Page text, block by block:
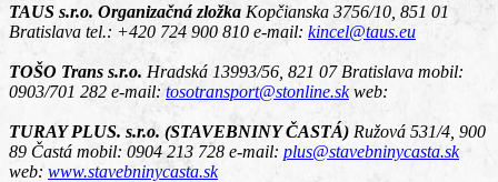
TAUS s.r.o. Organizačná zložka Kopčianska 3756/10, 851 01
Bratislava tel.: +420 724 900 810 e-mail: kincel@taus.eu
TOŠO Trans s.r.o. Hradská 13993/56, 821 07 Bratislava mobil:
0903/701 282 e-mail: tosotransport@stonline.skweb:
TURAY PLUS. s.r.o. (STAVEBNINY ČASTÁ) Ružová 531/4, 900
89 Častá mobil: 0904 213 728 e-mail: plus@stavebninycasta.sk
web: www.stavebninycasta.sk